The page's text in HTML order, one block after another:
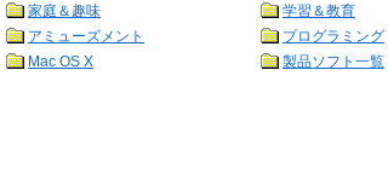
家庭＆趣味
学習＆教育
アミューズメント
プログラミング
Mac OS X
製品ソフト一覧